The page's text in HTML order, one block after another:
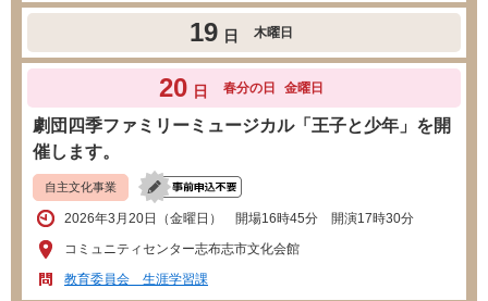
19 日 木曜日
20 日 春分の日 金曜日
劇団四季ファミリーミュージカル「王子と少年」を開
催します。
自主文化事業
2026年3月20日（金曜日） 開場16時45分 開演17時30分
コミュニティセンター志布志市文化会館
教育委員会 生涯学習課